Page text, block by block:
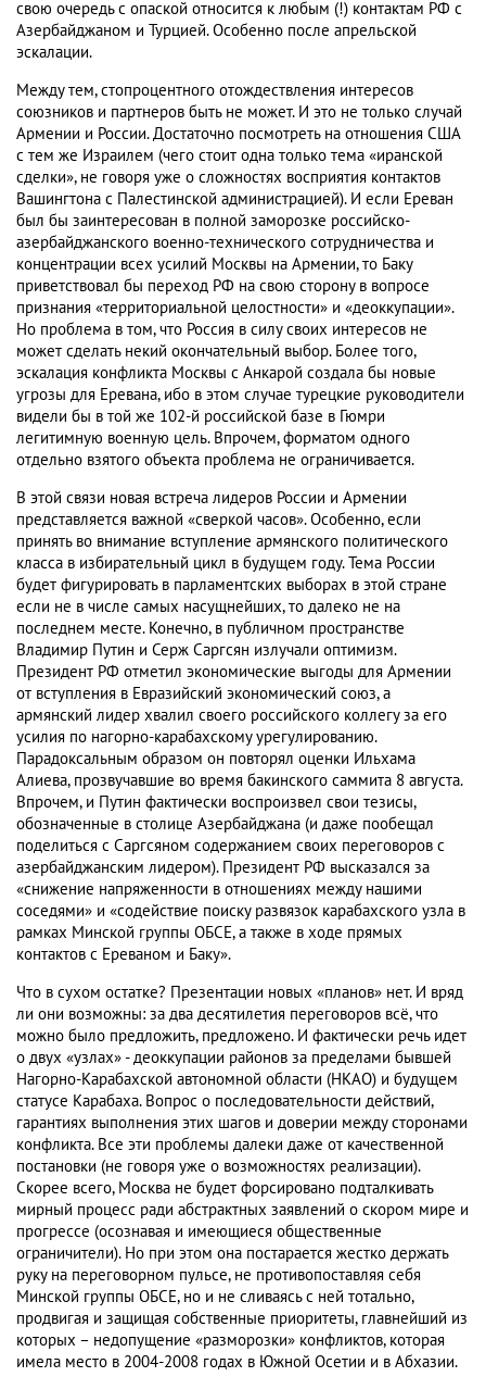
свою очередь с опаской относится к любым (!) контактам РФ с
Азербайджаном и Турцией. Особенно после апрельской
эскалации.
Между тем, стопроцентного отождествления интересов
союзников и партнеров быть не может. И это не только случай
Армении и России. Достаточно посмотреть на отношения США
с тем же Израилем (чего стоит одна только тема «иранской
сделки», не говоря уже о сложностях восприятия контактов
Вашингтона с Палестинской администрацией). И если Ереван
был бы заинтересован в полной заморозке российско-
азербайджанского военно-технического сотрудничества и
концентрации всех усилий Москвы на Армении, то Баку
приветствовал бы переход РФ на свою сторону в вопросе
признания «территориальной целостности» и «деоккупации».
Но проблема в том, что Россия в силу своих интересов не
может сделать некий окончательный выбор. Более того,
эскалация конфликта Москвы с Анкарой создала бы новые
угрозы для Еревана, ибо в этом случае турецкие руководители
видели бы в той же 102-й российской базе в Гюмри
легитимную военную цель. Впрочем, форматом одного
отдельно взятого объекта проблема не ограничивается.
В этой связи новая встреча лидеров России и Армении
представляется важной «сверкой часов». Особенно, если
принять во внимание вступление армянского политического
класса в избирательный цикл в будущем году. Тема России
будет фигурировать в парламентских выборах в этой стране
если не в числе самых насущнейших, то далеко не на
последнем месте. Конечно, в публичном пространстве
Владимир Путин и Серж Саргсян излучали оптимизм.
Президент РФ отметил экономические выгоды для Армении
от вступления в Евразийский экономический союз, а
армянский лидер хвалил своего российского коллегу за его
усилия по нагорно-карабахскому урегулированию.
Парадоксальным образом он повторял оценки Ильхама
Алиева, прозвучавшие во время бакинского саммита 8 августа.
Впрочем, и Путин фактически воспроизвел свои тезисы,
обозначенные в столице Азербайджана (и даже пообещал
поделиться с Саргсяном содержанием своих переговоров с
азербайджанским лидером). Президент РФ высказался за
«снижение напряженности в отношениях между нашими
соседями» и «содействие поиску развязок карабахского узла в
рамках Минской группы ОБСЕ, а также в ходе прямых
контактов с Ереваном и Баку».
Что в сухом остатке? Презентации новых «планов» нет. И вряд
ли они возможны: за два десятилетия переговоров всё, что
можно было предложить, предложено. И фактически речь идет
о двух «узлах» - деоккупации районов за пределами бывшей
Нагорно-Карабахской автономной области (НКАО) и будущем
статусе Карабаха. Вопрос о последовательности действий,
гарантиях выполнения этих шагов и доверии между сторонами
конфликта. Все эти проблемы далеки даже от качественной
постановки (не говоря уже о возможностях реализации).
Скорее всего, Москва не будет форсировано подталкивать
мирный процесс ради абстрактных заявлений о скором мире и
прогрессе (осознавая и имеющиеся общественные
ограничители). Но при этом она постарается жестко держать
руку на переговорном пульсе, не противопоставляя себя
Минской группы ОБСЕ, но и не сливаясь с ней тотально,
продвигая и защищая собственные приоритеты, главнейший из
которых – недопущение «разморозки» конфликтов, которая
имела место в 2004-2008 годах в Южной Осетии и в Абхазии.